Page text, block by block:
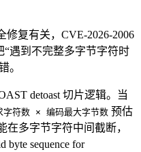
修复有关，CVE-2026-2006
遇到不完整多字节字符时
。
detoast 切片逻辑。当
字符数 × 编码最大字节数 预估
多字节字符中间截断，
byte sequence for